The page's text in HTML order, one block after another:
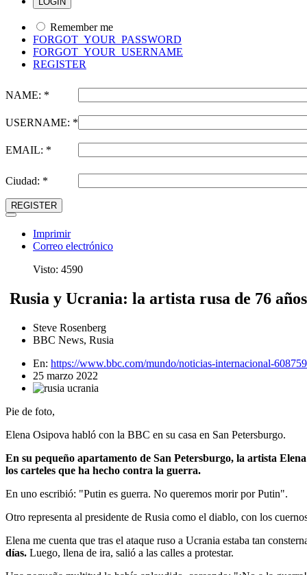
Remember me
FORGOT_YOUR_PASSWORD
FORGOT_YOUR_USERNAME
REGISTER
NAME: *
USERNAME: *
EMAIL: *
Ciudad: *
REGISTER
Imprimir
Correo electrónico
Visto: 4590
Rusia y Ucrania: la artista rusa de 76
Steve Rosenberg
BBC News, Rusia
En: https://www.bbc.com/mundo/noticias-internacional-
25 marzo 2022
Pie de foto,
Elena Osipova habló con la BBC en su casa en San Petersburgo.
En su pequeño apartamento de San Petersburgo, la artista
los carteles que ha hecho contra la guerra.
En uno escribió: "Putin es guerra. No queremos morir por Putin".
Otro representa al presidente de Rusia como el diablo, con los
Elena me cuenta que tras el ataque ruso a Ucrania estaba tan
días. Luego, llena de ira, salió a las calles a protestar.